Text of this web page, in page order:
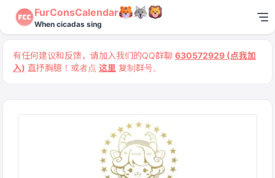
FurConsCalendar
When cicadas sing
有任何建议和反馈，请加入我们的QQ群聊 630572929 (点我加
入) 直抒胸臆！或者点 这里 复制群号。